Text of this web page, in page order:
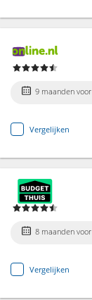
9 maanden voor
Vergelijken
8 maanden voor
Vergelijken